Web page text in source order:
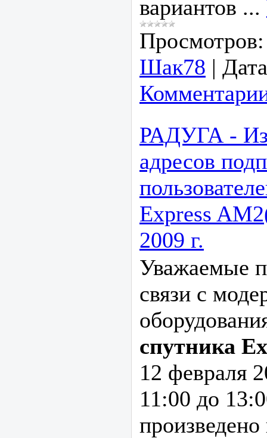
вариантов ...
Просмотров:
Шак78 |
РАДУГА -
адресов
Express
2009 г.
Уважаемые
связи с
спутника
12 февраля
11:00 до